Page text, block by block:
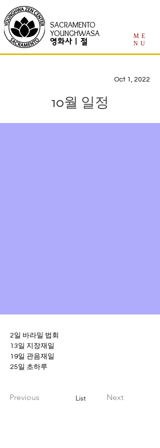
SACRAMENTO
YOUNGHWASA
영화사 | 절
ME
NU
Oct 1, 2022
10월 일정
2일 바라밀 법회
13일 지장재일
19일 관음재일
25일 초하루
Previous Next
List